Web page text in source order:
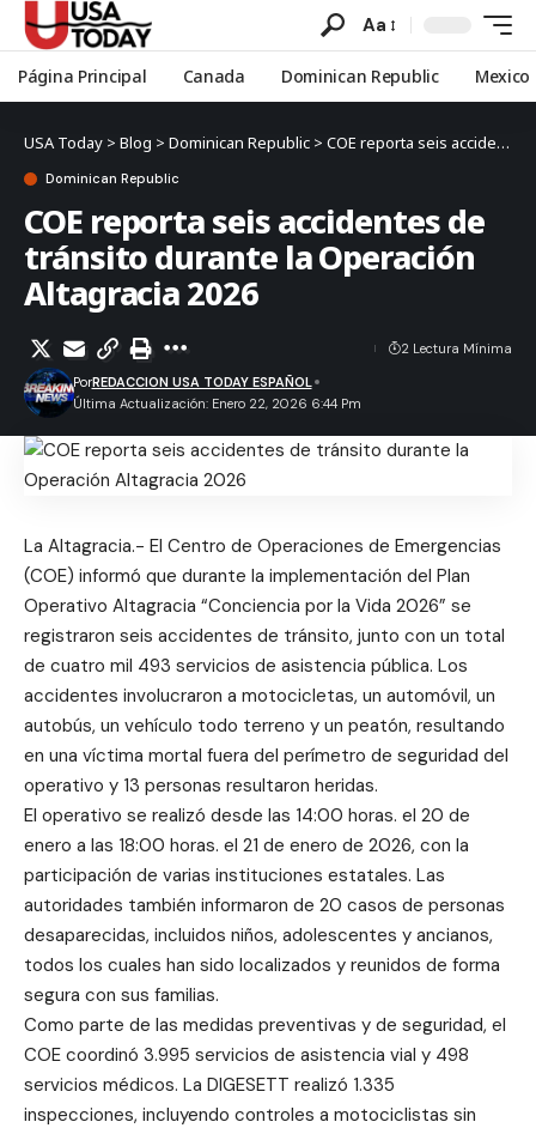
Aa
Página Principal Canada Dominican Republic Mexico
USA Today > Blog > Dominican Republic > COE reporta seis accidentes de tránsito durante la Operación Altagracia 2026
Dominican Republic
COE reporta seis accidentes de
tránsito durante la Operación
Altagracia 2026
Última Actualización: Enero 22, 2026 6:44 Pm
PorREDACCION USA TODAY ESPAÑOL
2 Lectura Mínima
La Altagracia.- El Centro de Operaciones de Emergencias
(COE) informó que durante la implementación del Plan
Operativo Altagracia “Conciencia por la Vida 2026” se
registraron seis accidentes de tránsito, junto con un total
de cuatro mil 493 servicios de asistencia pública. Los
accidentes involucraron a motocicletas, un automóvil, un
autobús, un vehículo todo terreno y un peatón, resultando
en una víctima mortal fuera del perímetro de seguridad del
operativo y 13 personas resultaron heridas.
El operativo se realizó desde las 14:00 horas. el 20 de
enero a las 18:00 horas. el 21 de enero de 2026, con la
participación de varias instituciones estatales. Las
autoridades también informaron de 20 casos de personas
desaparecidas, incluidos niños, adolescentes y ancianos,
todos los cuales han sido localizados y reunidos de forma
segura con sus familias.
Como parte de las medidas preventivas y de seguridad, el
COE coordinó 3.995 servicios de asistencia vial y 498
servicios médicos. La DIGESETT realizó 1.335
inspecciones, incluyendo controles a motociclistas sin